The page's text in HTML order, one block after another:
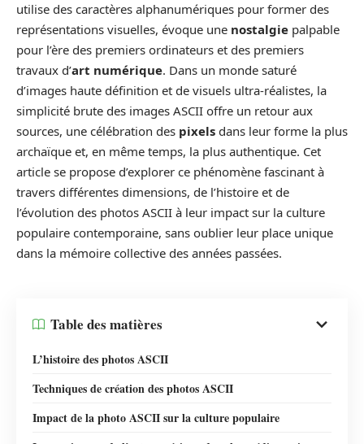
utilise des caractères alphanumériques pour former des
représentations visuelles, évoque une nostalgie palpable
pour l’ère des premiers ordinateurs et des premiers
travaux d’art numérique. Dans un monde saturé
d’images haute définition et de visuels ultra-réalistes, la
simplicité brute des images ASCII offre un retour aux
sources, une célébration des pixels dans leur forme la plus
archaïque et, en même temps, la plus authentique. Cet
article se propose d’explorer ce phénomène fascinant à
travers différentes dimensions, de l’histoire et de
l’évolution des photos ASCII à leur impact sur la culture
populaire contemporaine, sans oublier leur place unique
dans la mémoire collective des années passées.
Table des matières
L’histoire des photos ASCII
Techniques de création des photos ASCII
Impact de la photo ASCII sur la culture populaire